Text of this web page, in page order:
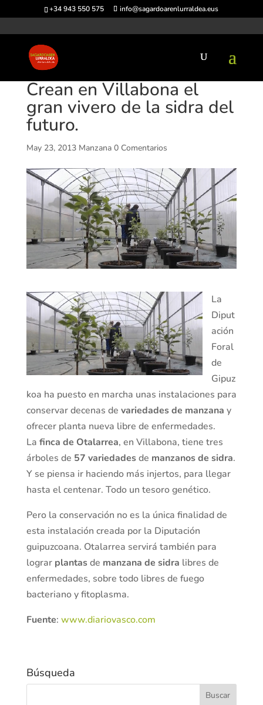
+34 943 550 575 info@sagardoarenlurraldea.eus
Crean en Villabona el
gran vivero de la sidra del
futuro.
May 23, 2013 Manzana 0 Comentarios
La
Diput
ación
Foral
de
Gipuz
koa ha puesto en marcha unas instalaciones para
conservar decenas de variedades de manzana y
ofrecer planta nueva libre de enfermedades.
La finca de Otalarrea, en Villabona, tiene tres
árboles de 57 variedadesde manzanos de sidra.
Y se piensa ir haciendo más injertos, para llegar
hasta el centenar. Todo un tesoro genético.
Pero la conservación no es la única finalidad de
esta instalación creada por la Diputación
guipuzcoana. Otalarrea servirá también para
lograr plantasde manzana de sidra libres de
enfermedades, sobre todo libres de fuego
bacteriano y fitoplasma.
Fuente: www.diariovasco.com
Búsqueda